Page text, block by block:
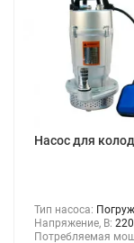
Насос для
Тип насоса:
Напряжение, В: 220
Потребляемая